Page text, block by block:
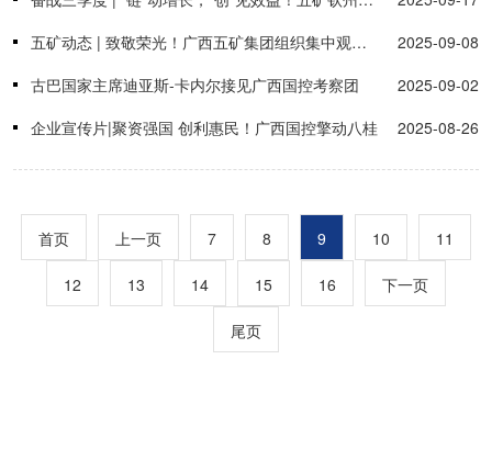
五矿动态 | 致敬荣光！广西五矿集团组织集中观看九三阅兵式
2025-09-08
古巴国家主席迪亚斯-卡内尔接见广西国控考察团
2025-09-02
企业宣传片|聚资强国 创利惠民！广西国控擎动八桂
2025-08-26
首页 上一页 7 8 9 10 11
12 13 14 15 16 下一页
尾页